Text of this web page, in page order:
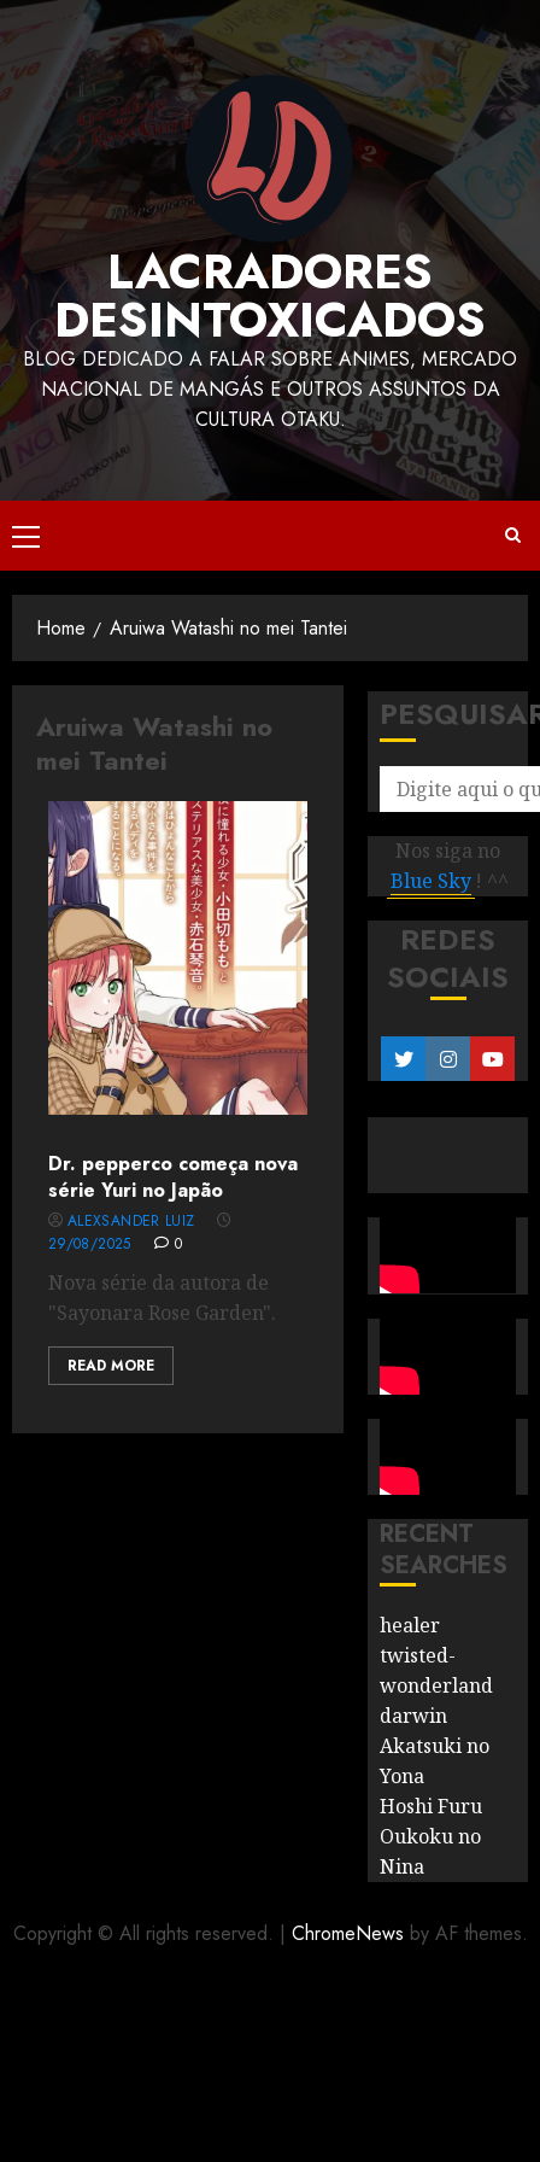
LACRADORES
DESINTOXICADOS
BLOG DEDICADO A FALAR SOBRE ANIMES, MERCADO
NACIONAL DE MANGÁS E OUTROS ASSUNTOS DA
CULTURA OTAKU.
Home Aruiwa Watashi no mei Tantei
Aruiwa Watashi no
mei Tantei
Dr. pepperco começa nova
série Yuri no Japão
ALEXSANDER LUIZ
29/08/2025
0
Nova série da autora de
"Sayonara Rose Garden".
READ MORE
Nos siga no
Blue Sky ! ^^
REDES
SOCIAIS
RECENT
SEARCHES
healer
twisted-
wonderland
darwin
Akatsuki no
Yona
Hoshi Furu
Oukoku no
Nina
Copyright © All rights reserved. | ChromeNews by AF themes.